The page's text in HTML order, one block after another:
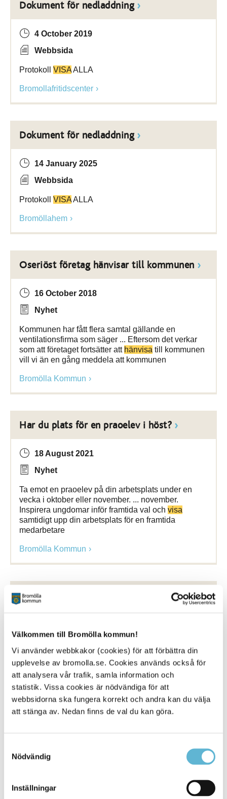
Välkommen till Bromölla kommun!
Vi använder webbkakor (cookies) för att förbättra din
upplevelse av bromolla.se. Cookies används också för
att analysera vår trafik, samla information och
statistik. Vissa cookies är nödvändiga för att
webbsidorna ska fungera korrekt och andra kan du välja
att stänga av. Nedan finns de val du kan göra.
Nödvändig
Inställningar
Dokument för nedladdning
4 October 2019
Webbsida
Protokoll VISAALLA
Bromollafritidscenter
Dokument för nedladdning
14 January 2025
Webbsida
Protokoll VISAALLA
Bromöllahem
Oseriöst företag hänvisar till kommunen
16 October 2018
Nyhet
Kommunen har fått flera samtal gällande en
ventilationsfirma som säger ... Eftersom det verkar
som att företaget fortsätter att hänvisa till kommunen
vill vi än en gång meddela att kommunen
Bromölla Kommun
Har du plats för en praoelev i höst?
18 August 2021
Nyhet
Ta emot en praoelev på din arbetsplats under en
vecka i oktober eller november. ... november.
Inspirera ungdomar inför framtida val och visa
samtidigt upp din arbetsplats för en framtida
medarbetare
Bromölla Kommun
Översiktsplan och detaljplaner
En viktig uppgift för kommunen är att i planervisa
hur samhället ska utvecklas. För kommuner innebär
Bromölla Kommun
Nyhet